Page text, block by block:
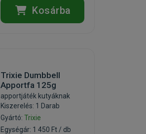
Kosárba
Trixie Dumbbell
Apportfa 125g
apportjáték kutyáknak
Kiszerelés: 1 Darab
Gyártó:Trixie
Egységár: 1 450 Ft / db